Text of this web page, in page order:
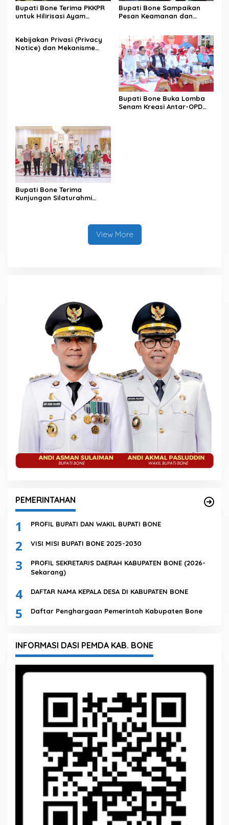
Bupati Bone Terima PKKPR
untuk Hilirisasi Ayam
Bupati Bone Sampaikan
Pesan Keamanan dan
Kebijakan Privasi (Privacy
Notice) dan Mekanisme
Bupati Bone Buka Lomba
Senam Kreasi Antar-OPD
Bupati Bone Terima
Kunjungan Silaturahmi
View More
PEMERINTAHAN
1 PROFIL BUPATI DAN WAKIL BUPATI BONE
2 VISI MISI BUPATI BONE 2025-2030
3
PROFIL SEKRETARIS DAERAH KABUPATEN BONE (2026-
Sekarang)
4 DAFTAR NAMA KEPALA DESA DI KABUPATEN BONE
5 Daftar Penghargaan Pemerintah Kabupaten Bone
INFORMASI DASI PEMDA KAB. BONE